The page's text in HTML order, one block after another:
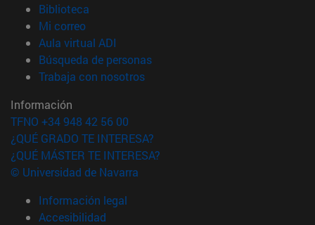
Biblioteca
Mi correo(abre en nueva ventana)
Aula virtual ADI
Búsqueda de personas(abre en nueva ventana)
Trabaja con nosotros(abre en nueva ventana)
Información
TFNO +34 948 42 56 00
¿QUÉ GRADO TE INTERESA?
¿QUÉ MÁSTER TE INTERESA?
© Universidad de Navarra
Información legal
Accesibilidad